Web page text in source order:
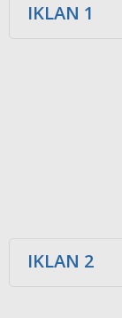
IKLAN 1
IKLAN 2